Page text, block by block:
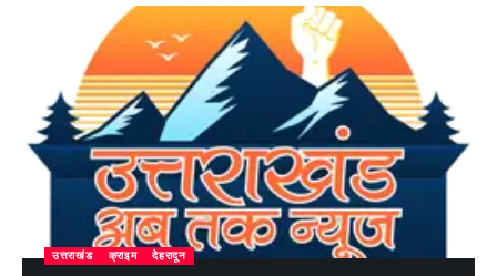
उत्तराखंड क्राइम देहरादून